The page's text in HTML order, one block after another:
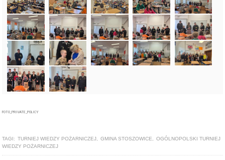
FOTO_PRIVATE_POLICY
TAGI: TURNIEJ WIEDZY POŻARNICZEJ GMINA STOSZOWICE
OGÓLNOPOLSKI TURNIEJ
WIEDZY POŻARNICZEJ